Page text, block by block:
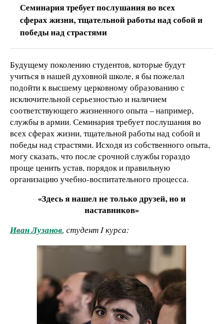
Семинария требует послушания во всех
сферах жизни, тщательной работы над собой и
победы над страстями
Будущему поколению студентов, которые будут
учиться в нашей духовной школе, я бы пожелал
подойти к высшему церковному образованию с
исключительной серьезностью и наличием
соответствующего жизненного опыта – например,
службы в армии. Семинария требует послушания во
всех сферах жизни, тщательной работы над собой и
победы над страстями. Исходя из собственного опыта,
могу сказать, что после срочной службы гораздо
проще ценить устав, порядок и правильную
организацию учебно-воспитательного процесса.
«Здесь я нашел не только друзей, но и
наставников»
Иван Лузанов, студент I курса: